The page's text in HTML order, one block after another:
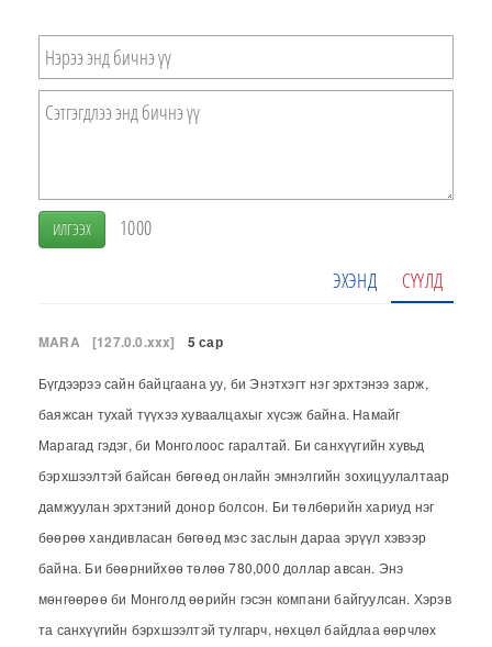
ИЛГЭЭХ 1000
ЭХЭНД СҮҮЛД
MARA [127.0.0.xxx] 5 сар
Бүгдээрээ сайн байцгаана уу, би Энэтхэгт нэг эрхтэнээ зарж,
баяжсан тухай түүхээ хуваалцахыг хүсэж байна. Намайг
Марагад гэдэг, би Монголоос гаралтай. Би санхүүгийн хувьд
бэрхшээлтэй байсан бөгөөд онлайн эмнэлгийн зохицуулалтаар
дамжуулан эрхтэний донор болсон. Би төлбөрийн хариуд нэг
бөөрөө хандивласан бөгөөд мэс заслын дараа эрүүл хэвээр
байна. Би бөөрнийхөө төлөө 780,000 доллар авсан. Энэ
мөнгөөрөө би Монголд өөрийн гэсэн компани байгуулсан. Хэрэв
та санхүүгийн бэрхшээлтэй тулгарч, нөхцөл байдлаа өөрчлөх